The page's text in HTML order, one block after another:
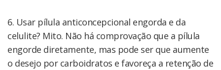
6. Usar pílula anticoncepcional engorda e da
celulite? Mito. Não há comprovação que a pílula
engorde diretamente, mas pode ser que aumente
o desejo por carboidratos e favoreça a retenção de